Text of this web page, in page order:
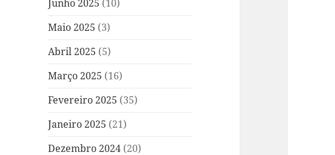
Junho 2025 (10)
Maio 2025 (3)
Abril 2025 (5)
Março 2025 (16)
Fevereiro 2025 (35)
Janeiro 2025 (21)
Dezembro 2024 (20)